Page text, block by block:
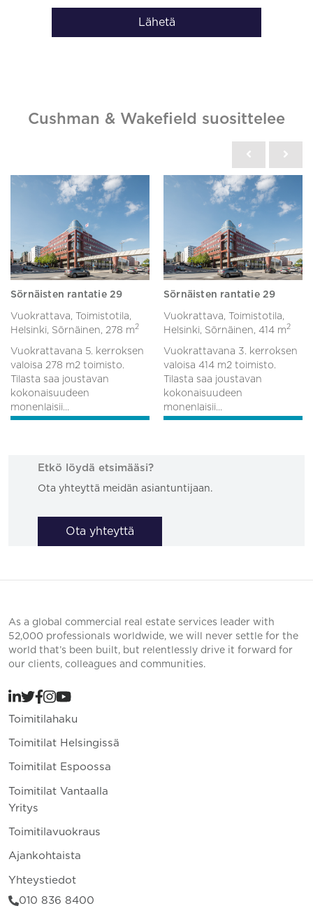
Lähetä
Cushman & Wakefield suosittelee
Sörnäisten rantatie 29
Vuokrattava, Toimistotila,
Helsinki, Sörnäinen, 278 m2
Vuokrattavana 5. kerroksen
valoisa 278 m2 toimisto.
Tilasta saa joustavan
kokonaisuudeen
monenlaisii...
Sörnäisten rantatie 29
Vuokrattava, Toimistotila,
Helsinki, Sörnäinen, 414 m2
Vuokrattavana 3. kerroksen
valoisa 414 m2 toimisto.
Tilasta saa joustavan
kokonaisuudeen
monenlaisii...
Etkö löydä etsimääsi?
Ota yhteyttä meidän asiantuntijaan.
Ota yhteyttä
As a global commercial real estate services leader with
52,000 professionals worldwide, we will never settle for the
world that’s been built, but relentlessly drive it forward for
our clients, colleagues and communities.
Toimitilahaku
Toimitilat Helsingissä
Toimitilat Espoossa
Toimitilat Vantaalla
Yritys
Toimitilavuokraus
Ajankohtaista
Yhteystiedot
010 836 8400